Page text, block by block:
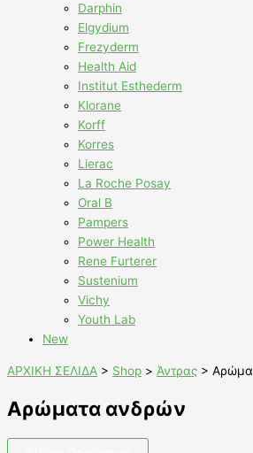
Darphin
Elgydium
Frezyderm
Health Aid
Institut Esthederm
Klorane
Korff
Korres
Lierac
La Roche Posay
Oral B
Pampers
Power Health
Rene Furterer
Sustenium
Vichy
Youth Lab
New
ΑΡΧΙΚΗ ΣΕΛΙΔΑ > Shop > Άντρας >
Αρώματα ανδρών